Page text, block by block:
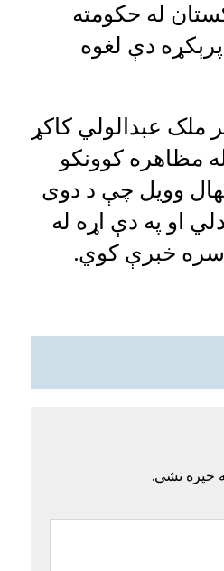
له حکومته
دې لغوه
ملک عبدالولي کاکړ
په ۲۹مه له مظاهره کوونکو
وویل چې د دوی
او په دې اړه له
خبرې کوي.
خپره نشي.